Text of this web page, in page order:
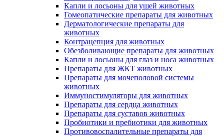
Капли и лосьоны для ушей животных
Гомеопатические препараты для животных
Дерматологические препараты для
животных
Контрацепция для животных
Обезболивающие препараты для животных
Капли и лосьоны для глаз и носа животных
Препараты для ЖКТ животных
Препараты для мочеполовой системы
животных
Иммуностимуляторы для животных
Препараты для сердца животных
Препараты для суставов животных
Пробиотики и пребиотики для животных
Противовоспалительные препараты для